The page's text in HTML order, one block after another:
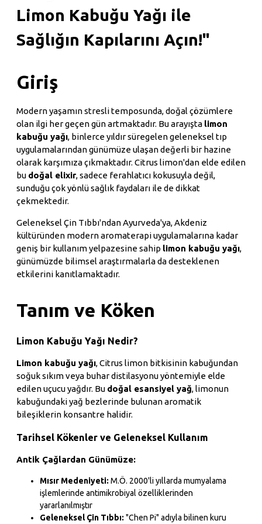
Limon Kabuğu Yağı ile
Sağlığın Kapılarını Açın!"
Giriş
Modern yaşamın stresli temposunda, doğal çözümlere
olan ilgi her geçen gün artmaktadır. Bu arayışta limon
kabuğu yağı, binlerce yıldır süregelen geleneksel tıp
uygulamalarından günümüze ulaşan değerli bir hazine
olarak karşımıza çıkmaktadır. Citrus limon'dan elde edilen
bu doğal elixir, sadece ferahlatıcı kokusuyla değil,
sunduğu çok yönlü sağlık faydaları ile de dikkat
çekmektedir.
Geleneksel Çin Tıbbı'ndan Ayurveda'ya, Akdeniz
kültüründen modern aromaterapi uygulamalarına kadar
geniş bir kullanım yelpazesine sahip limon kabuğu yağı,
günümüzde bilimsel araştırmalarla da desteklenen
etkilerini kanıtlamaktadır.
Tanım ve Köken
Limon Kabuğu Yağı Nedir?
Limon kabuğu yağı, Citrus limon bitkisinin kabuğundan
soğuk sıkım veya buhar distilasyonu yöntemiyle elde
edilen uçucu yağdır. Bu doğal esansiyel yağ, limonun
kabuğundaki yağ bezlerinde bulunan aromatik
bileşiklerin konsantre halidir.
Tarihsel Kökenler ve Geleneksel Kullanım
Antik Çağlardan Günümüze:
Mısır Medeniyeti: M.Ö. 2000'li yıllarda mumyalama
işlemlerinde antimikrobiyal özelliklerinden
yararlanılmıştır
Geleneksel Çin Tıbbı: "Chen Pi" adıyla bilinen kuru